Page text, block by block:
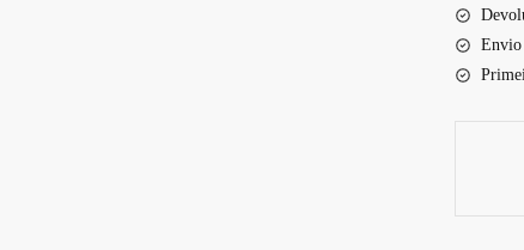
Envio